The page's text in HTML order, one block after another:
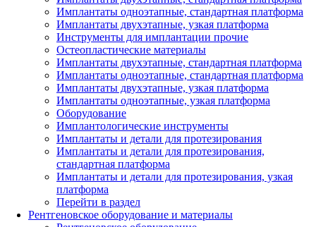
Имплантаты одноэтапные, стандартная платформа
Имплантаты двухэтапные, узкая платформа
Инструменты для имплантации прочие
Остеопластические материалы
Имплантаты двухэтапные, стандартная платформа
Имплантаты одноэтапные, стандартная платформа
Имплантаты двухэтапные, узкая платформа
Имплантаты одноэтапные, узкая платформа
Оборудование
Имплантологические инструменты
Имплантаты и детали для протезирования
Имплантаты и детали для протезирования,
стандартная платформа
Имплантаты и детали для протезирования, узкая
платформа
Перейти в раздел
Рентгеновское оборудование и материалы